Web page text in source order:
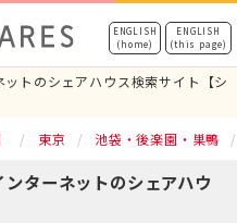
ENGLISH
(home)
ENGLISH
(this page)
トのシェアハウス検索サイト【シ
東京 池袋・後楽園・巣鴨
ターネットのシェアハウ